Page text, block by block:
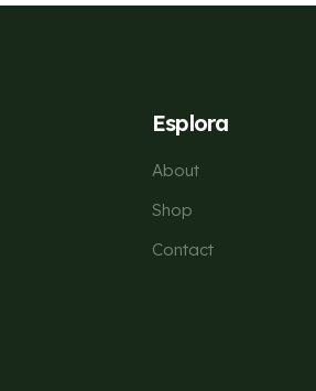
Esplora
About
Shop
Contact